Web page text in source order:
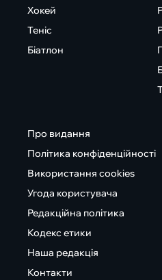
Хокей
Теніс
Біатлон
Про видання
Політика конфіденційності
Використання cookies
Угода користувача
Редакційна політика
Кодекс етики
Наша редакція
Контакти